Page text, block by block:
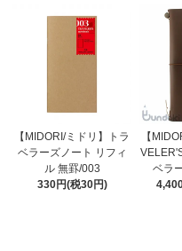
【MIDORI/ミドリ】トラ
ベラーズノート リフィ
ル 無罫/003
330円(税30円)
【
ベラ